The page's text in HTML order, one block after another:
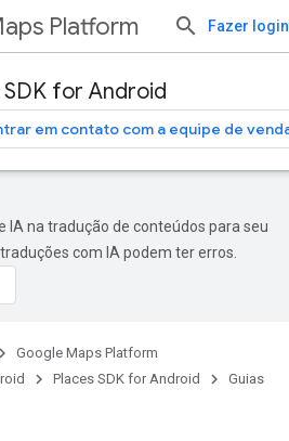
Platform Fazer login
SDK for Android
em contato com a equipe de
IA na tradução de conteúdos para seu
com IA podem ter erros.
Google Maps Platform
Places SDK for Android Guias